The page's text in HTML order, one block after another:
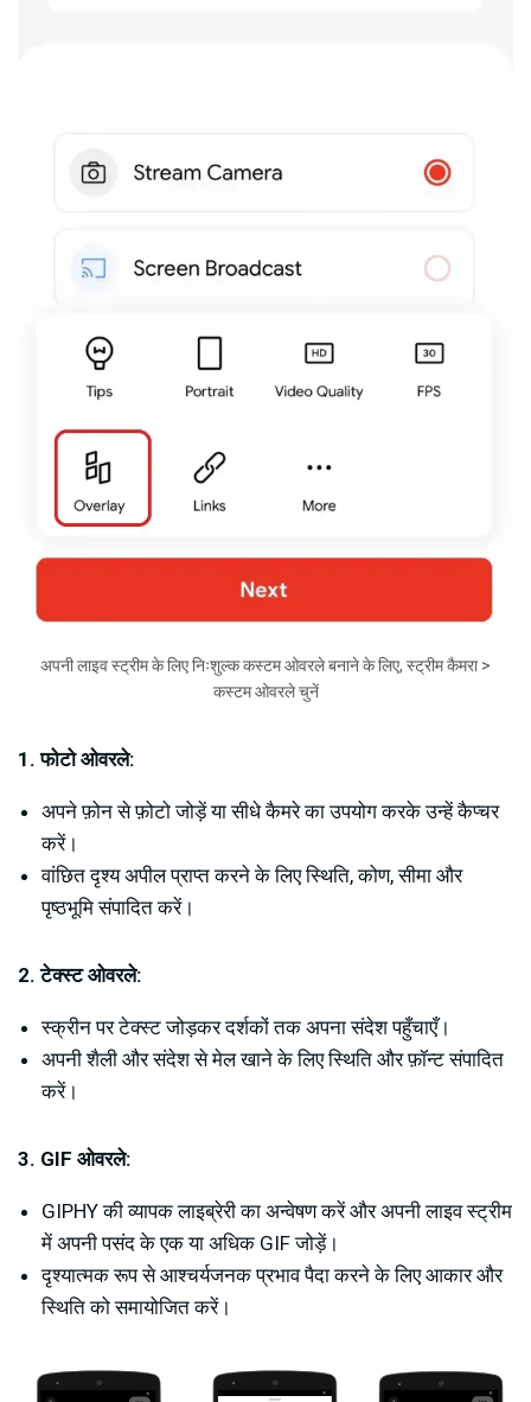
अपनी लाइव स्ट्रीम के लिए निःशुल्क कस्टम ओवरले बनाने के लिए, स्ट्रीम कैमरा >
कस्टम ओवरले चुनें
1. फोटो ओवरले:
अपने फ़ोन से फ़ोटो जोड़ें या सीधे कैमरे का उपयोग करके उन्हें कैप्चर
करें।
वांछित दृश्य अपील प्राप्त करने के लिए स्थिति, कोण, सीमा और
पृष्ठभूमि संपादित करें।
2. टेक्स्ट ओवरले:
स्क्रीन पर टेक्स्ट जोड़कर दर्शकों तक अपना संदेश पहुँचाएँ।
अपनी शैली और संदेश से मेल खाने के लिए स्थिति और फ़ॉन्ट संपादित
करें।
3. GIF ओवरले:
GIPHY की व्यापक लाइब्रेरी का अन्वेषण करें और अपनी लाइव स्ट्रीम
में अपनी पसंद के एक या अधिक GIF जोड़ें।
दृश्यात्मक रूप से आश्चर्यजनक प्रभाव पैदा करने के लिए आकार और
स्थिति को समायोजित करें।